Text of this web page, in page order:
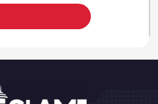
صلہ رحمی
نیکی کی دعوت